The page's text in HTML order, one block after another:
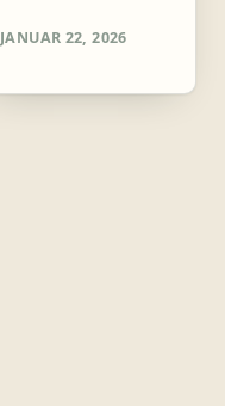
JANUAR 22, 2026